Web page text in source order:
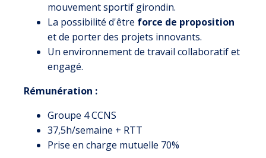
mouvement sportif girondin.
La possibilité d'être force de proposition
et de porter des projets innovants.
Un environnement de travail collaboratif et
engagé.
Rémunération :
Groupe 4 CCNS
37,5h/semaine + RTT
Prise en charge mutuelle 70%